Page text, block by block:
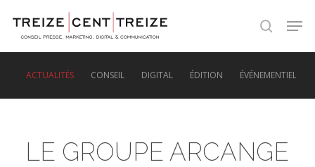
search
ACTUALITÉS CONSEIL DIGITAL ÉDITION ÉVÉNEMENTIEL
LE GROUPE ARCANGE